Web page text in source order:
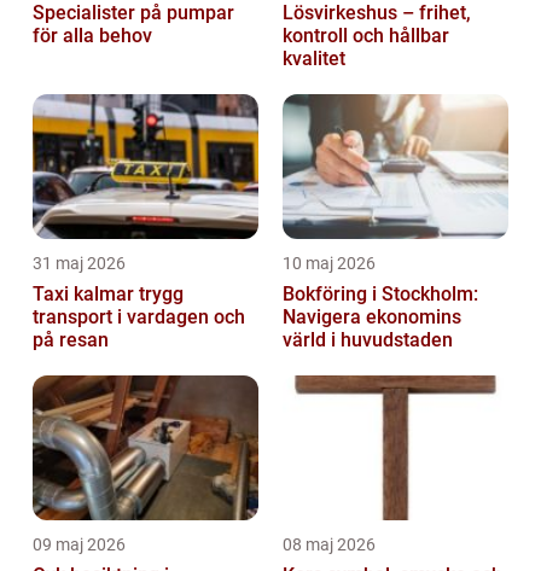
Specialister på pumpar
för alla behov
Lösvirkeshus – frihet,
kontroll och hållbar
kvalitet
31 maj 2026
Taxi kalmar trygg
transport i vardagen och
på resan
10 maj 2026
Bokföring i Stockholm:
Navigera ekonomins
värld i huvudstaden
09 maj 2026 08 maj 2026